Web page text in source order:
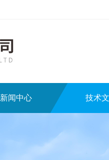
新闻中心 技术